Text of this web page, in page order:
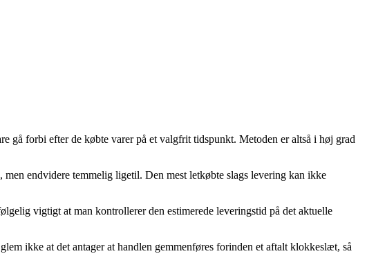
gå forbi efter de købte varer på et valgfrit tidspunkt. Metoden er altså i høj grad
endvidere temmelig ligetil. Den mest letkøbte slags levering kan ikke
vigtigt at man kontrollerer den estimerede leveringstid på det aktuelle
ikke at det antager at handlen gemmenføres forinden et aftalt klokkeslæt, så